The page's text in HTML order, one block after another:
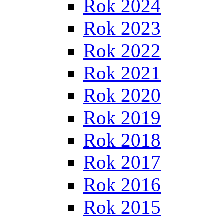
Rok 2024
Rok 2023
Rok 2022
Rok 2021
Rok 2020
Rok 2019
Rok 2018
Rok 2017
Rok 2016
Rok 2015